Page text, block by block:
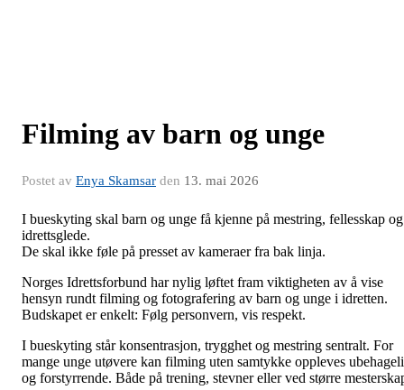
Filming av barn og unge
Postet av Enya Skamsar den 13. mai 2026
I bueskyting skal barn og unge få kjenne på mestring, fellesskap og
idrettsglede.
De skal ikke føle på presset av kameraer fra bak linja.
Norges Idrettsforbund har nylig løftet fram viktigheten av å vise
hensyn rundt filming og fotografering av barn og unge i idretten.
Budskapet er enkelt: Følg personvern, vis respekt.
I bueskyting står konsentrasjon, trygghet og mestring sentralt. For
mange unge utøvere kan filming uten samtykke oppleves
og forstyrrende. Både på trening, stevner eller ved større